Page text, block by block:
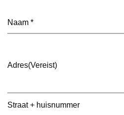
Adres(Vereist)
Straat + huisnummer